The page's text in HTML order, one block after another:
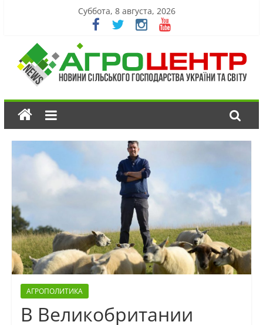
Суббота, 8 августа, 2026
АГРОПОЛИТИКА
В Великобритании